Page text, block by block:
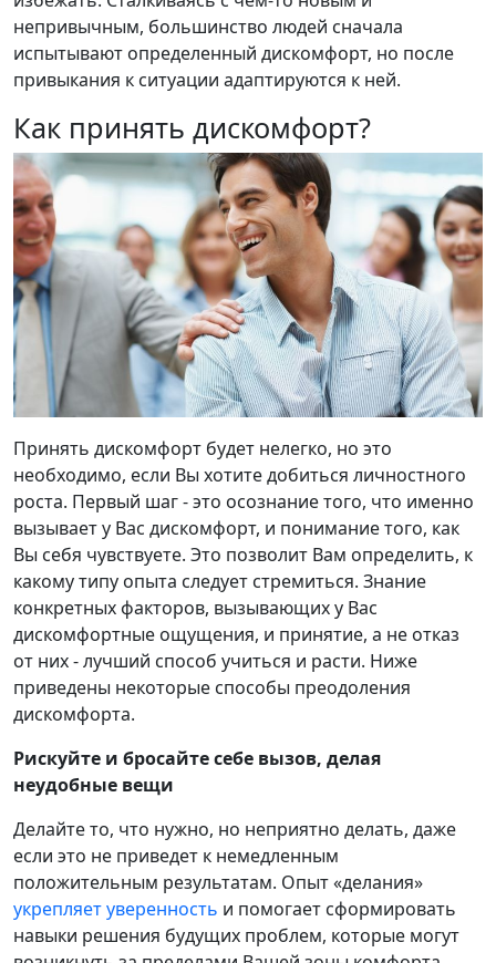
непривычным, большинство людей сначала
испытывают определенный дискомфорт, но после
привыкания к ситуации адаптируются к ней.
Как принять дискомфорт?
Принять дискомфорт будет нелегко, но это
необходимо, если Вы хотите добиться личностного
роста. Первый шаг - это осознание того, что именно
вызывает у Вас дискомфорт, и понимание того, как
Вы себя чувствуете. Это позволит Вам определить, к
какому типу опыта следует стремиться. Знание
конкретных факторов, вызывающих у Вас
дискомфортные ощущения, и принятие, а не отказ
от них - лучший способ учиться и расти. Ниже
приведены некоторые способы преодоления
дискомфорта.
Рискуйте и бросайте себе вызов, делая
неудобные вещи
Делайте то, что нужно, но неприятно делать, даже
если это не приведет к немедленным
положительным результатам. Опыт «делания»
укрепляет уверенность и помогает сформировать
навыки решения будущих проблем, которые могут